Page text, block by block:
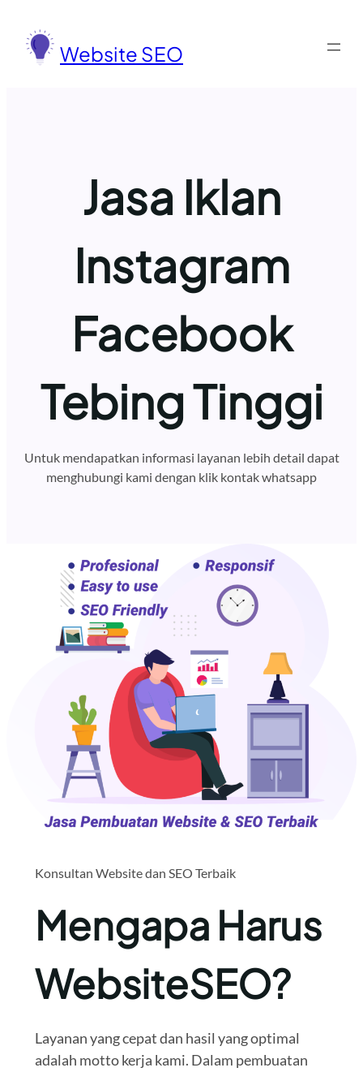
konten
Website SEO
Jasa Iklan
Instagram
Facebook
Tebing Tinggi
Untuk mendapatkan informasi layanan lebih detail dapat
menghubungi kami dengan klik kontak whatsapp
Konsultan Website dan SEO Terbaik
Mengapa Harus
WebsiteSEO?
Layanan yang cepat dan hasil yang optimal
adalah motto kerja kami. Dalam pembuatan